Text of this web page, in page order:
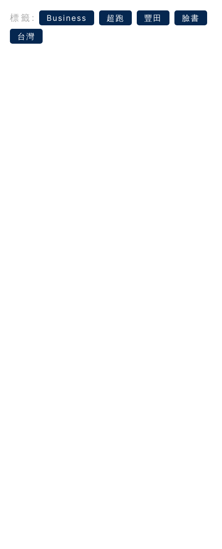
標籤: Business 超跑 豐田
臉書
台灣